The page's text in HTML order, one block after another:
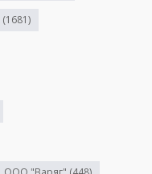
(1681)